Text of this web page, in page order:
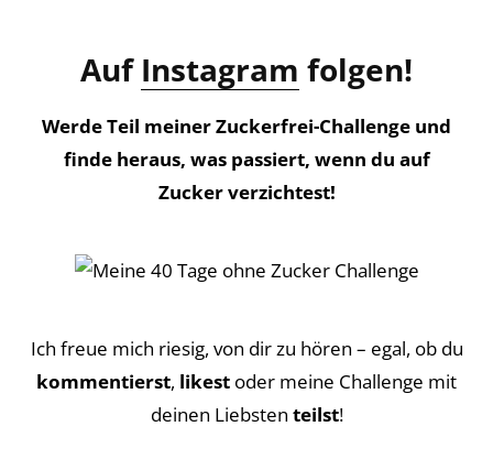
Auf Instagram folgen!
Werde Teil meiner Zuckerfrei-Challenge und
finde heraus, was passiert, wenn du auf
Zucker verzichtest!
Ich freue mich riesig, von dir zu hören – egal, ob du
kommentierst, likest oder meine Challenge mit
deinen Liebsten teilst!